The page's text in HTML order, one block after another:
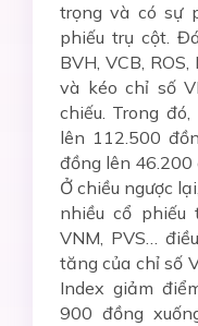
trọng và có sự
phiếu trụ cột.
BVH, VCB,
và kéo chỉ số
chiếu. Trong
lên 112.500
đồng lên 46.200
Ở chiều ngược
nhiều cổ phiếu
VNM, PVS…
tăng của chỉ số
Index giảm
900 đồng